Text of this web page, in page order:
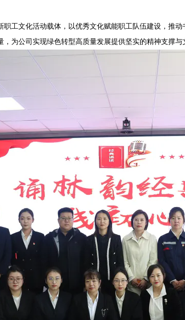
文化活动载体，以优秀文化赋能职工队伍建设，推
为公司实现绿色转型高质量发展提供坚实的精神支撑与